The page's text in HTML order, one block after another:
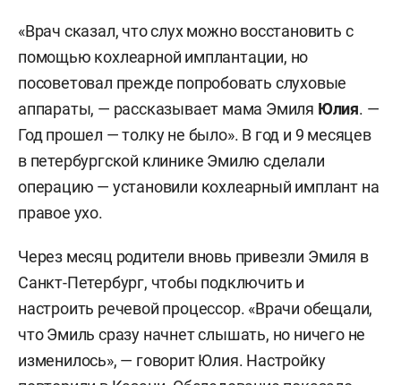
«Врач сказал, что слух можно восстановить с
помощью кохлеарной имплантации, но
посоветовал прежде попробовать слуховые
аппараты, — рассказывает мама Эмиля Юлия. —
Год прошел — толку не было». В год и 9 месяцев
в петербургской клинике Эмилю сделали
операцию — установили кохлеарный имплант на
правое ухо.
Через месяц родители вновь привезли Эмиля в
Санкт-Петербург, чтобы подключить и
настроить речевой процессор. «Врачи обещали,
что Эмиль сразу начнет слышать, но ничего не
изменилось», — говорит Юлия. Настройку